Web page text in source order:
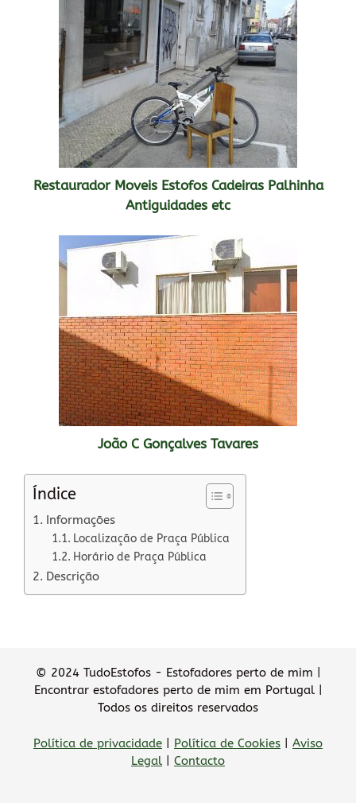
Restaurador Moveis Estofos Cadeiras Palhinha
Antiguidades etc
João C Gonçalves Tavares
Índice
Informações
Localização de Praça Pública
Horário de Praça Pública
Descrição
© 2024 TudoEstofos - Estofadores perto de mim |
Encontrar estofadores perto de mim em Portugal |
Todos os direitos reservados
Política de privacidade Política de Cookies
Aviso
Legal
Contacto